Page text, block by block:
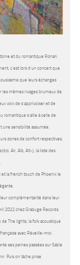
et du romantique Ronan.
c’est lors d’un concert que
que leurs échanges
les mêmes rivages brumeux de
voix de s’apprivoiser et de
romantique s’allie à celle de
une sensibilité assumée.
zones de confort respectives,
Air, Alb, Alt-J, la liste des
la french touch de Phoenix le
complémentarité dans leur
2022 chez Grabuge Records.
The lights, la folk acoustique
avec Réveille-moi.
ses peines passées sur Sable
Puis on lâche prise.